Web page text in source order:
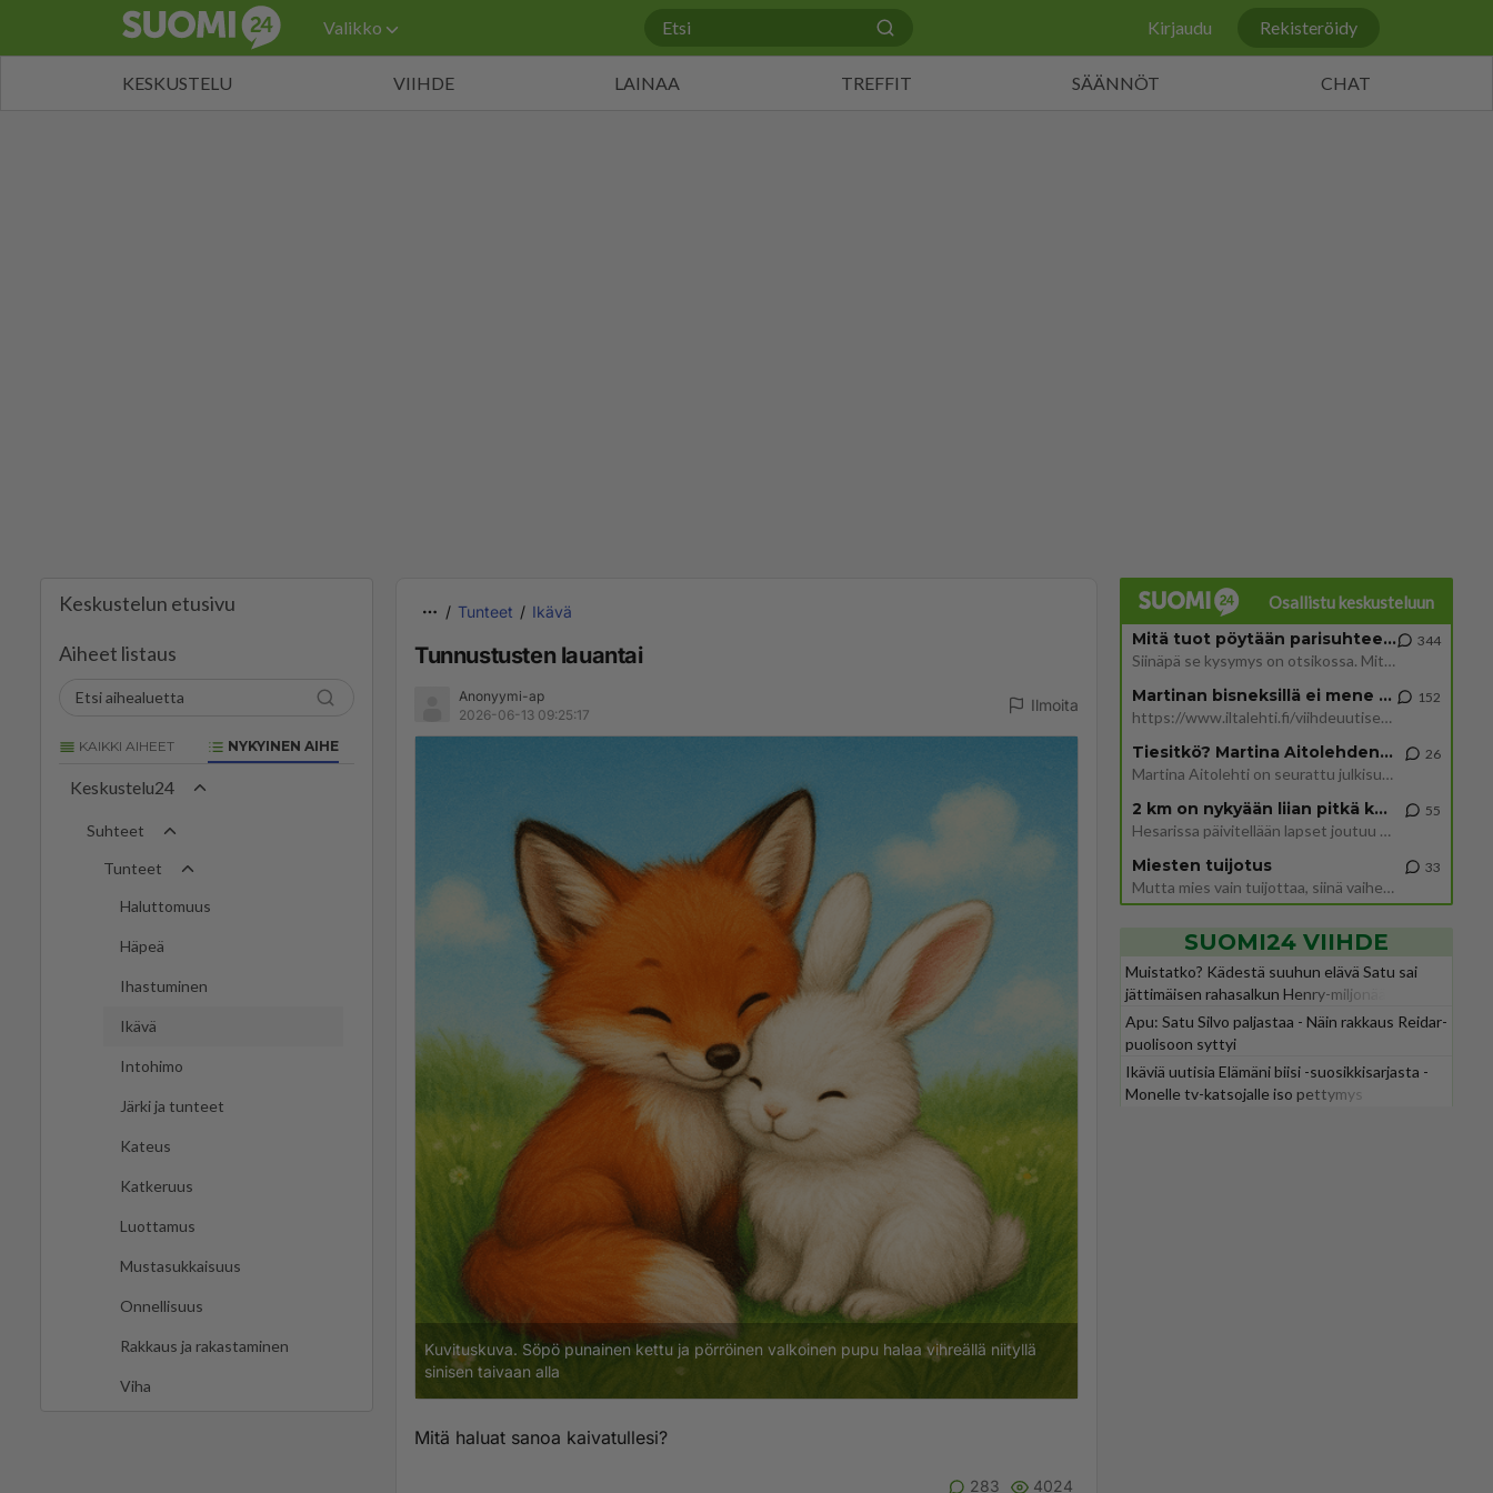
Valikko Kirjaudu Rekisteröidy
KESKUSTELU VIIHDE LAINAA TREFFIT SÄÄNNÖT CHAT
Keskustelun etusivu
Aiheet listaus
KAIKKI AIHEET NYKYINEN AIHE
Keskustelu24
Suhteet
Tunteet
Haluttomuus
Häpeä
Ihastuminen
Ikävä
Intohimo
Järki ja tunteet
Kateus
Katkeruus
Luottamus
Mustasukkaisuus
Onnellisuus
Rakkaus ja rakastaminen
Viha
Tunteet Ikävä
Tunnustusten lauantai
Anonyymi-ap
2026-06-13 09:25:17
Ilmoita
Kuvituskuva. Söpö punainen kettu ja pörröinen valkoinen pupu halaa vihreällä niityllä
sinisen taivaan alla
Mitä haluat sanoa kaivatullesi?
283 4024
Osallistu keskusteluun
Mitä tuot pöytään parisuhteessa?
Siinäpä se kysymys on otsikossa. Mitäpä siis tuot/toisit pöytään parisuhteessa? Oletko mies vai nainen? Koetko sen mitä
344
Martinan bisneksillä ei mene hyvin
https://www.iltalehti.fi/viihdeuutiset/a/c46da6ab-340f-4790-aaa7-0865eed2336 Yrityksen konkurssihakemus on tullut kärä
152
Tiesitkö? Martina Aitolehden isäpuoli on tämä suosittu laulaja
Martina Aitolehti on seurattu julkisuuden henkilö. Lähipiiriin mahtuu muitakin tunnettuja henkilöitä. Tiesitkö, että Ma
26
2 km on nykyään liian pitkä koulumatka
Hesarissa päivitellään lapset joutuu nyt kulkemaan 2 km kouluun jösses. Ruostefillarilla tuo matka menee vaikka miten äk
55
Miesten tuijotus
Mutta mies vain tuijottaa, siinä vaiheessa käännän itse pään pois. Mikä juttu? Yleensä jos joku tuijottaa tai katsoo, hä
33
SUOMI24 VIIHDE
Muistatko? Kädestä suuhun elävä Satu sai
jättimäisen rahasalkun Henry-miljonääriltä
Apu: Satu Silvo paljastaa - Näin rakkaus Reidar-
puolisoon syttyi
Ikäviä uutisia Elämäni biisi -suosikkisarjasta -
Monelle tv-katsojalle iso pettymys